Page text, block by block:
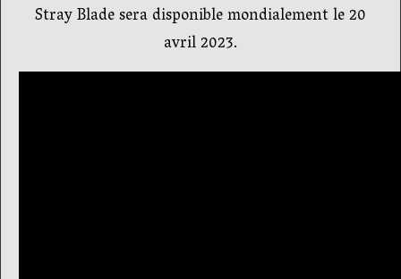
Stray Blade sera disponible mondialement le 20
avril 2023.